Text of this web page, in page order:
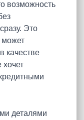
возможность
Это
может
качестве
хочет
деталями